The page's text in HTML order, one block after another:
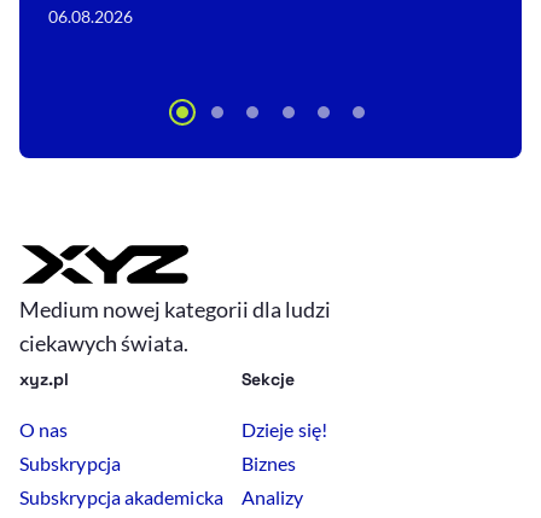
06.08.2026
Medium nowej kategorii dla ludzi
ciekawych świata.
xyz.pl
O nas
Subskrypcja
Subskrypcja akademicka
Sekcje
Dzieje się!
Biznes
Analizy